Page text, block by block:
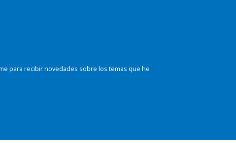
para recibir novedades sobre los temas que he